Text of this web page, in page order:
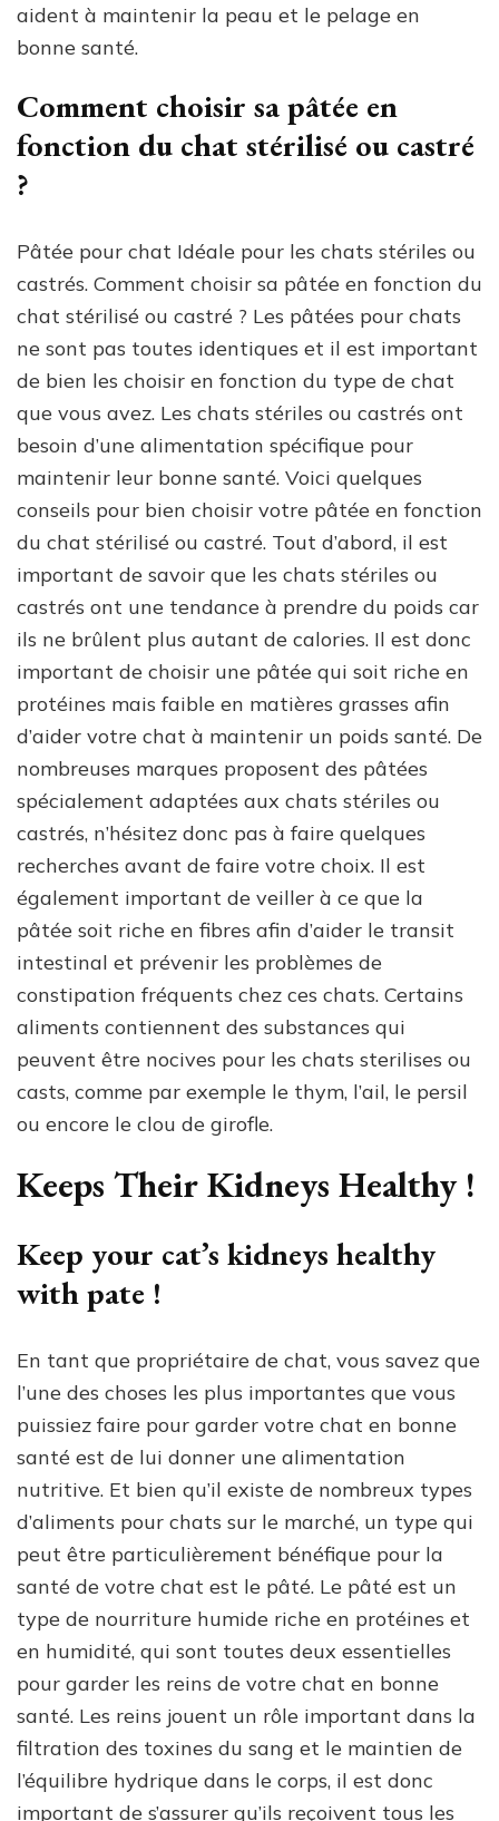
aident à maintenir la peau et le pelage en
bonne santé.
Comment choisir sa pâtée en
fonction du chat stérilisé ou castré
?
Pâtée pour chat Idéale pour les chats stériles ou
castrés. Comment choisir sa pâtée en fonction du
chat stérilisé ou castré ? Les pâtées pour chats
ne sont pas toutes identiques et il est important
de bien les choisir en fonction du type de chat
que vous avez. Les chats stériles ou castrés ont
besoin d’une alimentation spécifique pour
maintenir leur bonne santé. Voici quelques
conseils pour bien choisir votre pâtée en fonction
du chat stérilisé ou castré. Tout d’abord, il est
important de savoir que les chats stériles ou
castrés ont une tendance à prendre du poids car
ils ne brûlent plus autant de calories. Il est donc
important de choisir une pâtée qui soit riche en
protéines mais faible en matières grasses afin
d’aider votre chat à maintenir un poids santé. De
nombreuses marques proposent des pâtées
spécialement adaptées aux chats stériles ou
castrés, n’hésitez donc pas à faire quelques
recherches avant de faire votre choix. Il est
également important de veiller à ce que la
pâtée soit riche en fibres afin d’aider le transit
intestinal et prévenir les problèmes de
constipation fréquents chez ces chats. Certains
aliments contiennent des substances qui
peuvent être nocives pour les chats sterilises ou
casts, comme par exemple le thym, l’ail, le persil
ou encore le clou de girofle.
Keeps Their Kidneys Healthy !
Keep your cat’s kidneys healthy
with pate !
En tant que propriétaire de chat, vous savez que
l’une des choses les plus importantes que vous
puissiez faire pour garder votre chat en bonne
santé est de lui donner une alimentation
nutritive. Et bien qu’il existe de nombreux types
d’aliments pour chats sur le marché, un type qui
peut être particulièrement bénéfique pour la
santé de votre chat est le pâté. Le pâté est un
type de nourriture humide riche en protéines et
en humidité, qui sont toutes deux essentielles
pour garder les reins de votre chat en bonne
santé. Les reins jouent un rôle important dans la
filtration des toxines du sang et le maintien de
l’équilibre hydrique dans le corps, il est donc
important de s’assurer qu’ils reçoivent tous les